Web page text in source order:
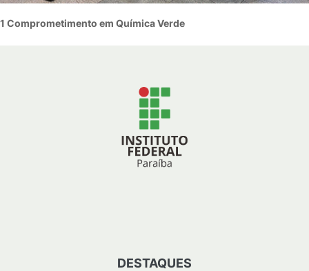
1 Comprometimento em Química Verde
DESTAQUES